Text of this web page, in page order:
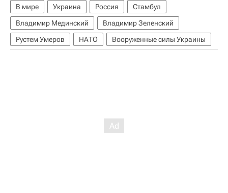
В мире Украина Россия
Стамбул
Владимир Мединский
Владимир Зеленский
Рустем Умеров
НАТО Вооруженные силы Украины